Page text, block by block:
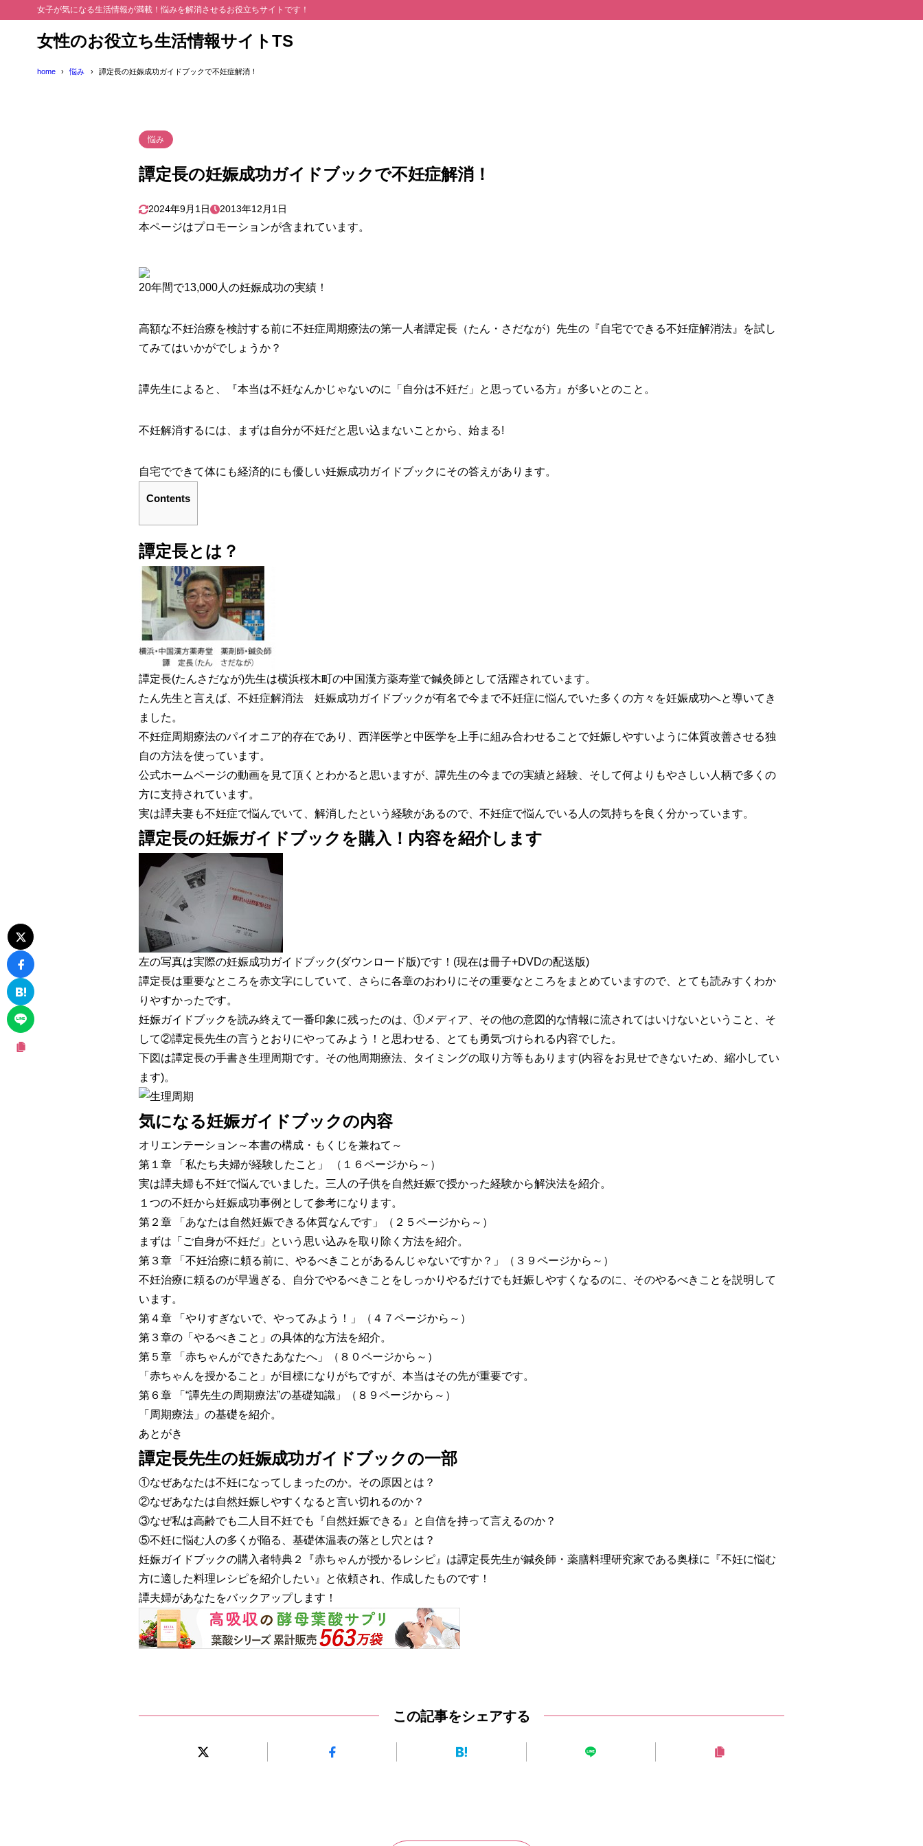
女子が気になる生活情報が満載！悩みを解消させるお役立ちサイトです！
女性のお役立ち生活情報サイトTS
home 悩み 譚定長の妊娠成功ガイドブックで不妊症解消！
悩み
譚定長の妊娠成功ガイドブックで不妊症解消！
2024年9月1日 2013年12月1日
本ページはプロモーションが含まれています。
20年間で13,000人の妊娠成功の実績！
高額な不妊治療を検討する前に不妊症周期療法の第一人者譚定長（たん・さだなが）先生の『自宅でできる不妊症解消法』を試し
てみてはいかがでしょうか？
譚先生によると、 『本当は不妊なんかじゃないのに「自分は不妊だ」と思っている方』 が多いとのこと。
不妊解消するには、まずは自分が不妊だと思い込まないことから、始まる!
自宅でできて体にも経済的にも優しい妊娠成功ガイドブックにその答えがあります。
Contents
譚定長とは？
譚定長(たんさだなが)先生は横浜桜木町の中国漢方薬寿堂で鍼灸師として活躍されています。
たん先生と言えば、不妊症解消法 妊娠成功ガイドブックが有名で今まで不妊症に悩んでいた多くの方々を妊娠成功へと導いてき
ました。
不妊症周期療法のパイオニア的存在であり、西洋医学と中医学を上手に組み合わせることで妊娠しやすいように体質改善させる独
自の方法を使っています。
公式ホームページの動画を見て頂くとわかると思いますが、譚先生の今までの実績と経験、そして何よりもやさしい人柄で多くの
方に支持されています。
実は譚夫妻も不妊症で悩んでいて、解消したという経験があるので、不妊症で悩んでいる人の気持ちを良く分かっています。
譚定長の妊娠ガイドブックを購入！内容を紹介します
左の写真は実際の妊娠成功ガイドブック(ダウンロード版)です！(現在は冊子+DVDの配送版)
譚定長は重要なところを赤文字にしていて、さらに各章のおわりにその重要なところをまとめていますので、とても読みすくわか
りやすかったです。
妊娠ガイドブックを読み終えて一番印象に残ったのは、 ①メディア、その他の意図的な情報に流されてはいけないということ
、そ
して②譚定長先生の言うとおりにやってみよう！ と思わせる、とても勇気づけられる内容でした。
下図は譚定長の手書き生理周期です。その他周期療法、タイミングの取り方等もあります(内容をお見せできないため、縮小してい
ます)。
気になる妊娠ガイドブックの内容
オリエンテーション～本書の構成・もくじを兼ねて～
第１章 「私たち夫婦が経験したこと」 （１６ページから～）
実は譚夫婦も不妊で悩んでいました。三人の子供を自然妊娠で授かった経験から解決法を紹介。
１つの不妊から妊娠成功事例として参考になります。
第２章 「あなたは自然妊娠できる体質なんです」（２５ページから～）
まずは「ご自身が不妊だ」という思い込みを取り除く方法を紹介。
第３章 「不妊治療に頼る前に、やるべきことがあるんじゃないですか？」（３９ページから～）
不妊治療に頼るのが早過ぎる、自分でやるべきことをしっかりやるだけでも妊娠しやすくなるのに、そのやるべきことを説明して
います。
第４章 「やりすぎないで、やってみよう！」（４７ページから～）
第３章の「やるべきこと」の具体的な方法を紹介。
第５章 「赤ちゃんができたあなたへ」（８０ページから～）
「赤ちゃんを授かること」が目標になりがちですが、本当はその先が重要です。
第６章 「“譚先生の周期療法”の基礎知識」（８９ページから～）
「周期療法」の基礎を紹介。
あとがき
譚定長先生の妊娠成功ガイドブックの一部
①なぜあなたは不妊になってしまったのか。その原因とは？
②なぜあなたは自然妊娠しやすくなると言い切れるのか？
③なぜ私は高齢でも二人目不妊でも『自然妊娠できる』と自信を持って言えるのか？
⑤不妊に悩む人の多くが陥る、基礎体温表の落とし穴とは？
妊娠ガイドブックの購入者特典２『赤ちゃんが授かるレシピ』 は譚定長先生が鍼灸師・薬膳料理研究家である奥様に『不妊に悩む
方に適した料理レシピを紹介したい』
と依頼され、作成したものです！
譚夫婦があなたをバックアップします！
この記事をシェアする